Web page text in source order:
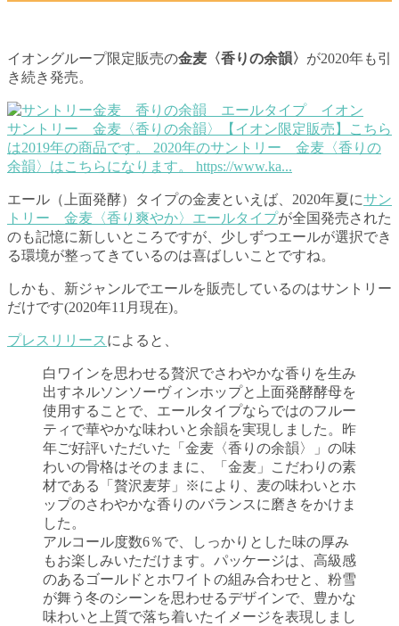
イオングループ限定販売の金麦〈香りの余韻〉 が2020年も引
き続き発売。
サントリー 金麦〈香りの余韻〉【イオン限定販売】
こちら
は2019年の商品です。 2020年のサントリー 金麦〈香りの
余韻〉はこちらになります。 https://www.ka...
エール（上面発酵）タイプの金麦といえば、2020年夏にサン
トリー 金麦〈香り爽やか〉エールタイプが全国発売された
のも記憶に新しいところですが、少しずつエールが選択でき
る環境が整ってきているのは喜ばしいことですね。
しかも、新ジャンルでエールを販売しているのはサントリー
だけです(2020年11月現在)。
プレスリリース によると、
白ワインを思わせる贅沢でさわやかな香りを生み
出すネルソンソーヴィンホップと上面発酵酵母を
使用することで、エールタイプならではのフルー
ティで華やかな味わいと余韻を実現しました。昨
年ご好評いただいた「金麦〈香りの余韻〉」の味
わいの骨格はそのままに、「金麦」こだわりの素
材である「贅沢麦芽」※により、麦の味わいとホ
ップのさわやかな香りのバランスに磨きをかけま
した。
アルコール度数6％で、しっかりとした味の厚み
もお楽しみいただけます。パッケージは、高級感
のあるゴールドとホワイトの組み合わせと、粉雪
が舞う冬のシーンを思わせるデザインで、豊かな
味わいと上質で落ち着いたイメージを表現しまし